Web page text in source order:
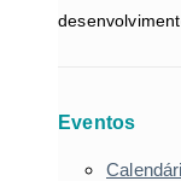
Eventos